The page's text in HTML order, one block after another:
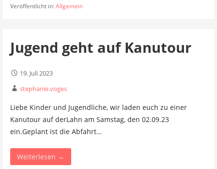
Veröffentlicht in:Allgemein
Jugend geht auf Kanutour
19. Juli 2023
stephanie.voges
Liebe Kinder und Jugendliche, wir laden euch zu einer
Kanutour auf derLahn am Samstag, den 02.09.23
ein.Geplant ist die Abfahrt…
Weiterlesen →